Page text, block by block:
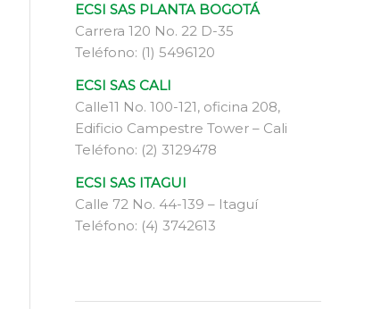
ECSI SAS PLANTA BOGOTÁ
Carrera 120 No. 22 D-35
Teléfono: (1) 5496120
ECSI SAS CALI
Calle11 No. 100-121, oficina 208,
Edificio Campestre Tower – Cali
Teléfono: (2) 3129478
ECSI SAS ITAGUI
Calle 72 No. 44-139 – Itaguí
Teléfono: (4) 3742613